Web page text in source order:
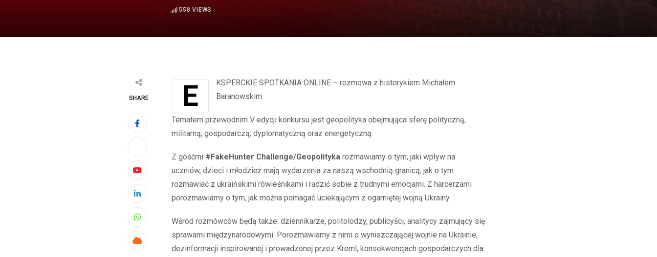
558 VIEWS
SHARE
Youtube
LinkedIn
Whatsapp
Cloud
EKSPERCKIE SPOTKANIA ONLINE – rozmowa z historykiem Michałem Baranowskim.
Tematem przewodnim V edycji konkursu jest geopolityka obejmująca sferę polityczną,
militarną, gospodarczą, dyplomatyczną oraz energetyczną.
Z gośćmi #FakeHunter Challenge/Geopolityka rozmawiamy o tym, jaki wpływ na
uczniów, dzieci i młodzież mają wydarzenia za naszą wschodnią granicą, jak o tym
rozmawiać z ukraińskimi rówieśnikami i radzić sobie z trudnymi emocjami. Z harcerzami
porozmawiamy o tym, jak można pomagać uciekającym z ogarniętej wojną Ukrainy.
Wśród rozmówców będą także: dziennikarze, politolodzy, publicyści, analitycy zajmujący się
sprawami międzynarodowymi. Porozmawiamy z nimi o wyniszczającej wojnie na Ukrainie,
dezinformacji inspirowanej i prowadzonej przez Kreml, konsekwencjach gospodarczych dla